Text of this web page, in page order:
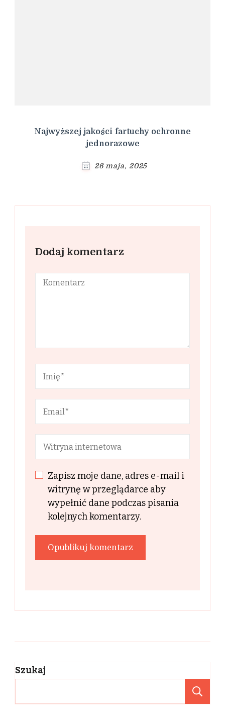
Najwyższej jakości fartuchy ochronne
jednorazowe
26 maja, 2025
Dodaj komentarz
Zapisz moje dane, adres e-mail i
witrynę w przeglądarce aby
wypełnić dane podczas pisania
kolejnych komentarzy.
Szukaj